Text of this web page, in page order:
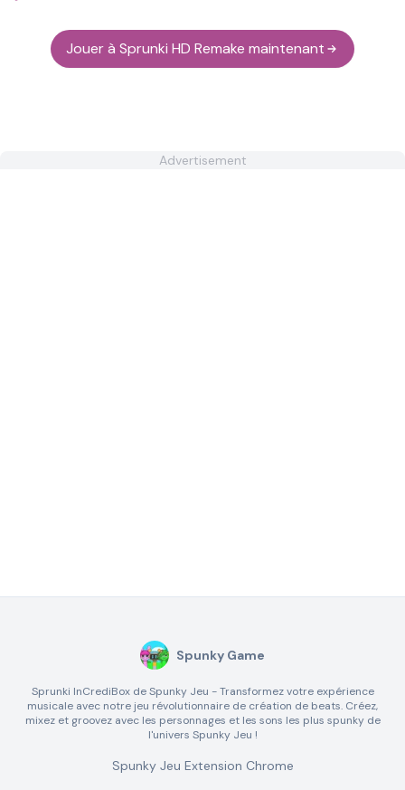
Jouer à Sprunki HD Remake maintenant
Advertisement
Spunky Game
Sprunki InCrediBox de Spunky Jeu - Transformez votre expérience
musicale avec notre jeu révolutionnaire de création de beats. Créez,
mixez et groovez avec les personnages et les sons les plus spunky de
l'univers Spunky Jeu !
Spunky Jeu Extension Chrome